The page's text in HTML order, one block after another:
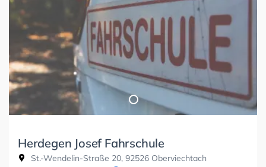
Herdegen Josef Fahrschule
St.-Wendelin-Straße 20, 92526 Oberviechtach